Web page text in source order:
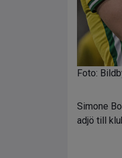
Foto:
Simone
adjö till